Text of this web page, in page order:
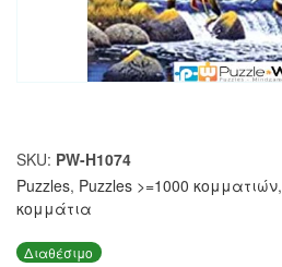
SKU: PW-H1074
Puzzles, Puzzles >=1000 κομματιών,
κομμάτια
Διαθέσιμο